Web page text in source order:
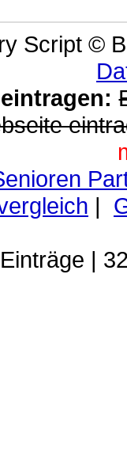
Script ©
|
|